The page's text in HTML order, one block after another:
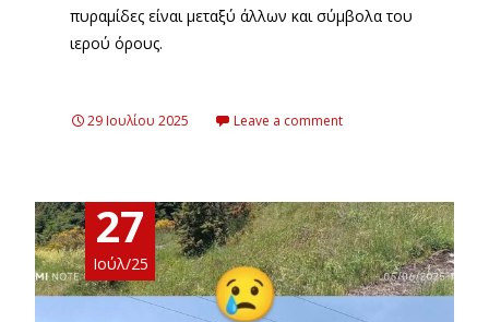
πυραμίδες είναι μεταξύ άλλων και σύμβολα του
ιερού όρους.
29 Ιουλίου 2025 Leave a comment
27
Ιούλ/25